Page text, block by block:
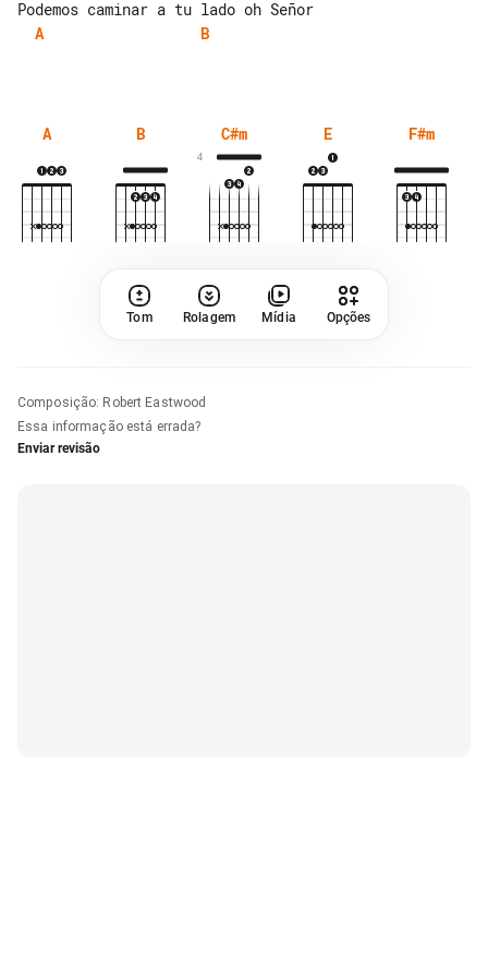
A
B
A B C#m
4
E F#m
Tom Rolagem Mídia Opções
Composição: Robert Eastwood
Essa informação está errada?
Enviar revisão